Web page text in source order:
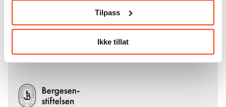
Tilpass
Ikke tillat
Den digitale tilgjengeliggjøringen av museets
samling og katalogen over Edvard Munchs
komplette kunstnerskap er støttet